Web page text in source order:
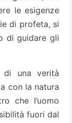
le esigenze
di profeta, si
di guidare gli
di una verità
con la natura
che l’uomo
fuori dal